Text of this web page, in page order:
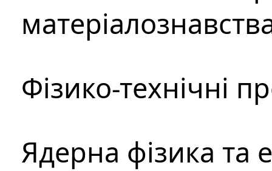
Фізико-технічні
Ядерна фізика та